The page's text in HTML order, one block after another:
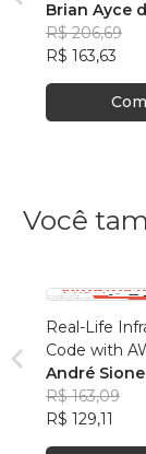
Edição.
Brian Ayce
Marinho
R$ 206,69
R$ 163,63
Você
Real-Life
Code with
(B&W
André
R$ 163,09
R$ 129,11